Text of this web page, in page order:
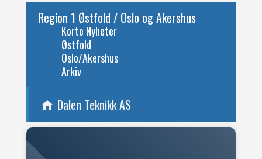
Region 1 Østfold / Oslo og Akershus
Korte Nyheter
Østfold
Oslo/Akershus
Arkiv
home Dalen Teknikk AS